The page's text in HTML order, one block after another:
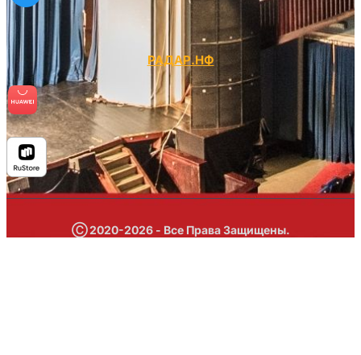
РАДАР.НФ
Ⓒ 2020-2026 - Все Права Защищены.